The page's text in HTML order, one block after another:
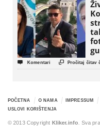
 Komentari  Pročitaj čitav
POČETNA O NAMA IMPRESSUM
USLOVI KORIŠTENJA
© 2013 Copyright Kliker.info . Sva